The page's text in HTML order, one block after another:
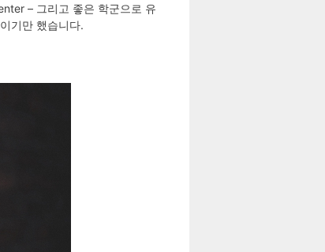
– 그리고 좋은 학군으로 유
기만 했습니다.